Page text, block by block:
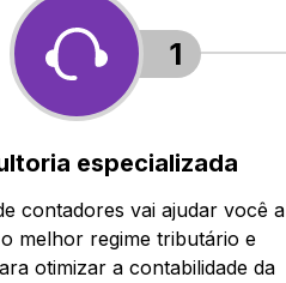
1
especializada
contadores vai ajudar você a
melhor regime tributário e
otimizar a contabilidade da